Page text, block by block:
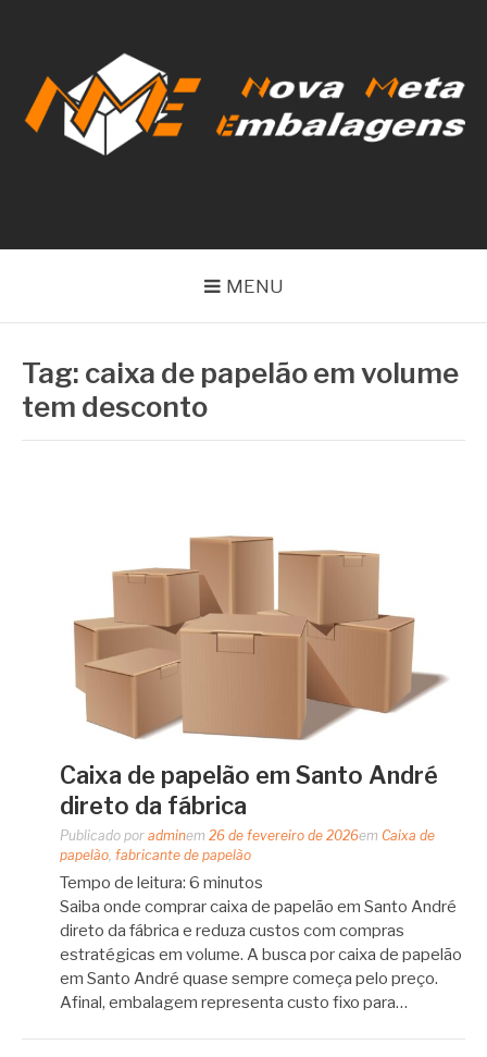
conteúdo
MENU
Tag: caixa de papelão em volume
tem desconto
Caixa de papelão em Santo André
direto da fábrica
Publicado por adminem 26 de fevereiro de 2026em Caixa de
papelão fabricante de papelão
Tempo de leitura: 6 minutos
Saiba onde comprar caixa de papelão em Santo André
direto da fábrica e reduza custos com compras
estratégicas em volume. A busca por caixa de papelão
em Santo André quase sempre começa pelo preço.
Afinal, embalagem representa custo fixo para…